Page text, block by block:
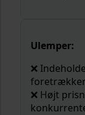
Ulemper:
❌
❌ Højt